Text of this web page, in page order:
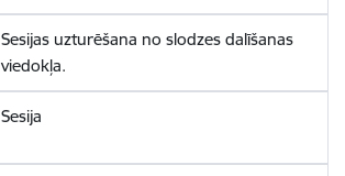
Sesijas uzturēšana no slodzes dalīšanas
viedokļa.
Sesija